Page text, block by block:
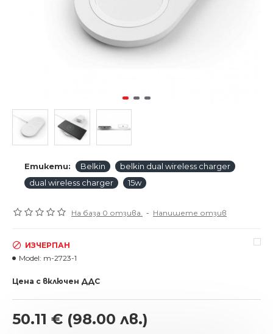
Етикети: Belkin
belkin dual wireless charger
dual wireless charger
15w
На база 0 отзива. - Напишете отзив
50.11 € (98.00 лв.)
ИЗЧЕРПАН
Model: m-2723-1
Цена с включен ДДС